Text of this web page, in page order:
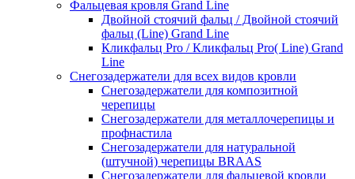
Фальцевая кровля Grand Line
Двойной стоячий фальц / Двойной стоячий
фальц (Line) Grand Line
Кликфальц Pro / Кликфальц Pro( Line) Grand
Line
Снегозадержатели для всех видов кровли
Снегозадержатели для композитной
черепицы
Снегозадержатели для металлочерепицы и
профнастила
Снегозадержатели для натуральной
(штучной) черепицы BRAAS
Снегозадержатели для фальцевой кровли